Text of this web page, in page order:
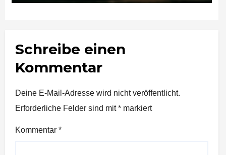
Schreibe einen
Kommentar
Deine E-Mail-Adresse wird nicht veröffentlicht.
Erforderliche Felder sind mit* markiert
Kommentar *